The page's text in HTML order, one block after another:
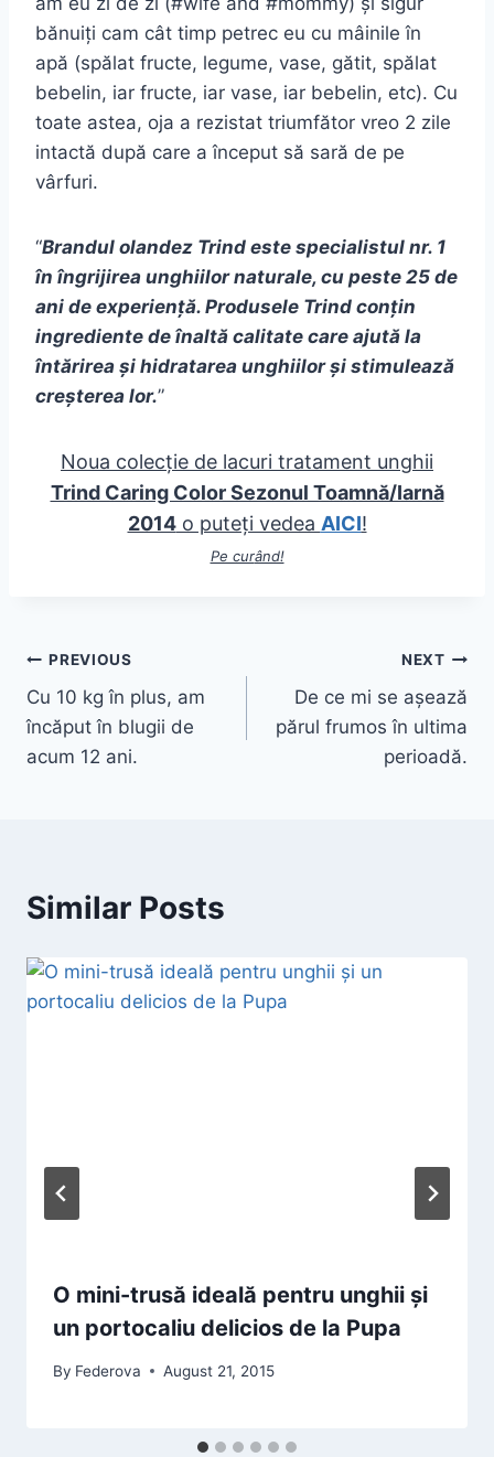
bănuiți cam cât timp petrec eu cu mâinile în
apă (spălat fructe, legume, vase, gătit, spălat
bebelin, iar fructe, iar vase, iar bebelin, etc). Cu
toate astea, oja a rezistat triumfător vreo 2 zile
intactă după care a început să sară de pe
vârfuri.
“Brandul olandez Trind este specialistul nr. 1
în îngrijirea unghiilor naturale, cu peste 25 de
ani de experiență. Produsele Trind conțin
ingrediente de înaltă calitate care ajută la
întărirea și hidratarea unghiilor și stimulează
creșterea lor.”
Noua colecție de lacuri tratament unghii
Trind Caring Color Sezonul Toamnă/Iarnă
2014o puteți vedea AICI!
Pe curând!
Post
navigation
PREVIOUS
Cu 10 kg în plus, am
încăput în blugii de
acum 12 ani.
NEXT
De ce mi se așează
părul frumos în ultima
perioadă.
Similar Posts
O mini-trusă ideală pentru unghii și
un portocaliu delicios de la Pupa
By Federova August 21, 2015